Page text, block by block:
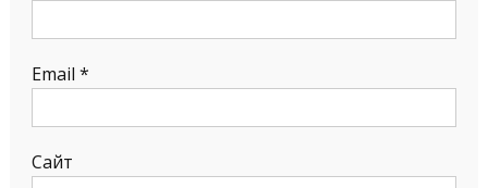
Email *
Сайт